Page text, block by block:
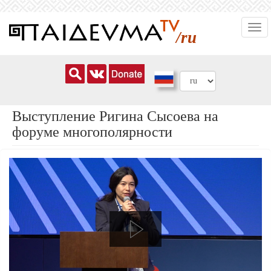
основному
/ru
Выступление Ригина Сысоева на
форуме многополярности